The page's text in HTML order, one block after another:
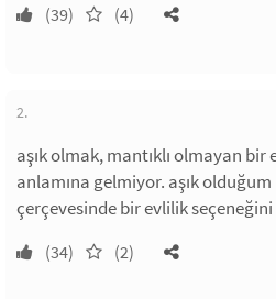
(39) (4)
2.
aşık olmak, mantıklı olmayan bir
anlamına gelmiyor. aşık
çerçevesinde bir evlilik
(34) (2)